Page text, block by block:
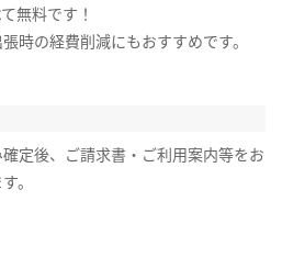
無料です！
時の経費削減にもおすすめです。
定後、ご請求書・ご利用案内等をお
。